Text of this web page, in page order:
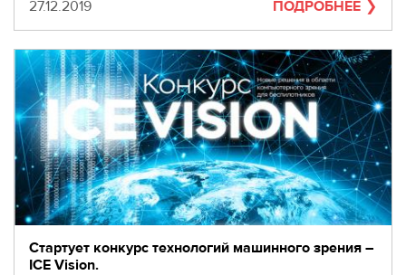
55
Москва,
СВАО,
ул.
Годовикова,
9
Станция
метро
Алексеевская
Режим
работы
9:00
Дата
27.12.2019 ПОДРОБНЕЕ
Стартует конкурс технологий машинного зрения –
ICE Vision.